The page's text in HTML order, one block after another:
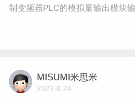
制变频器PLC的模拟量输出模块输
MISUMI米思米
2023-8-24